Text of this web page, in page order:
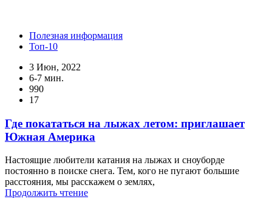
Полезная информация
Топ-10
3 Июн, 2022
6-7 мин.
990
17
Где покататься на лыжах летом: приглашает
Южная Америка
Настоящие любители катания на лыжах и сноуборде
постоянно в поиске снега. Тем, кого не пугают большие
расстояния, мы расскажем о землях,
Продолжить чтение